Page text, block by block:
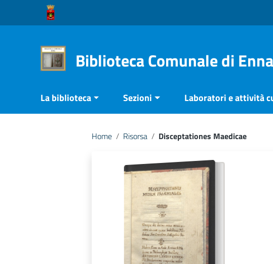
Vai ai contenuti
Vai al menu di navigazione
Biblioteca Comunale di Enna
La biblioteca Sezioni Laboratori e attività
Home / Risorsa / Disceptationes Maedicae